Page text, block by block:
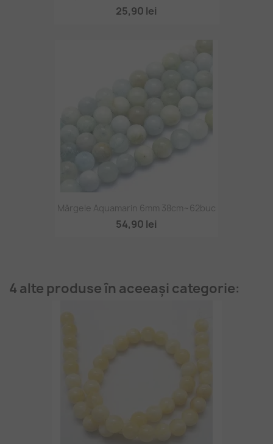
25,90 lei
Mărgele Aquamarin 6mm 38cm~62buc
54,90 lei
4 alte produse în aceeași categorie: